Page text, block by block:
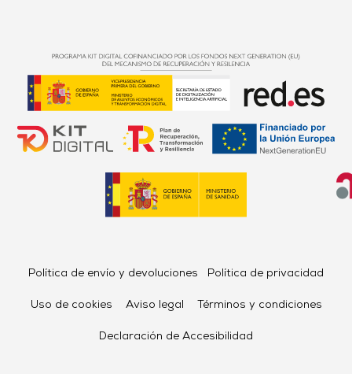
Política de envío y devoluciones Política de privacidad
Uso de cookies Aviso legal Términos y condiciones
Declaración de Accesibilidad